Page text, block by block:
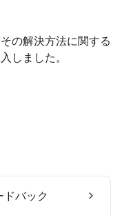
の解決方法に関する
しました。
バック